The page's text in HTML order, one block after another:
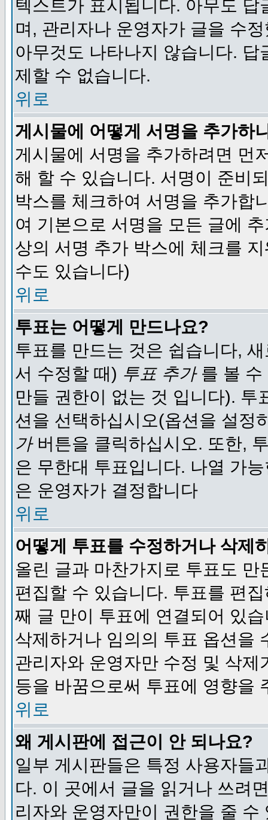
텍스트가 표시됩니다. 아무도
며, 관리자나 운영자가 글을 수
아무것도 나타나지 않습니다.
제할 수 없습니다.
위로
게시물에 어떻게 서명을 추가하
게시물에 서명을 추가하려면 먼
해 할 수 있습니다. 서명이 준비
박스를 체크하여 서명을 추가합
여 기본으로 서명을 모든 글에
상의 서명 추가 박스에 체크를
수도 있습니다)
위로
투표는 어떻게 만드나요?
투표를 만드는 것은 쉽습니다,
서 수정할 때) 투표 추가를 볼 수
만들 권한이 없는 것 입니다).
션을 선택하십시오(옵션을 설정
가버튼을 클릭하십시오. 또한,
은 무한대 투표입니다. 나열 가
은 운영자가 결정합니다
위로
어떻게 투표를 수정하거나 삭제
올린 글과 마찬가지로 투표도
편집할 수 있습니다. 투표를 편
째 글 만이 투표에 연결되어 있
삭제하거나 임의의 투표 옵션을
관리자와 운영자만 수정 및 삭
등을 바꿈으로써 투표에 영향을
위로
왜 게시판에 접근이 안 되나요?
일부 게시판들은 특정 사용자들
다. 이 곳에서 글을 읽거나 쓰려
리자와 운영자만이 권한을 줄